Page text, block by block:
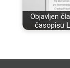
Objavljen
časopisu